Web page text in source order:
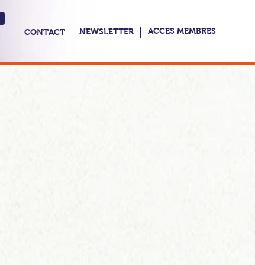
CONTACT NEWSLETTER ACCES MEMBRES